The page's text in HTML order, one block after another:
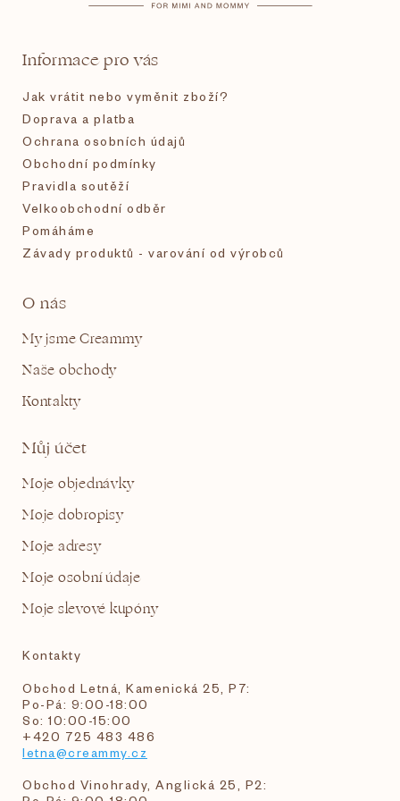
Informace pro vás
Jak vrátit nebo vyměnit zboží?
Doprava a platba
Ochrana osobních údajů
Obchodní podmínky
Pravidla soutěží
Velkoobchodní odběr
Pomáháme
Závady produktů - varování od výrobců
O nás
My jsme Creammy
Naše obchody
Kontakty
Můj účet
Moje objednávky
Moje dobropisy
Moje adresy
Moje osobní údaje
Moje slevové kupóny
Kontakty
Obchod Letná, Kamenická 25, P7:
Po-Pá: 9:00-18:00
So: 10:00-15:00
+420 725 483 486
letna@creammy.cz
Obchod Vinohrady, Anglická 25, P2: